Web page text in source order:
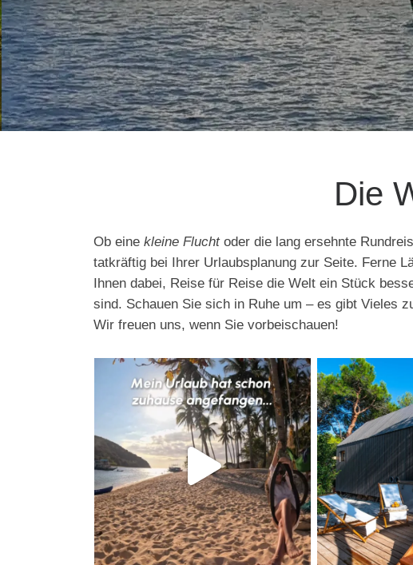
Die
Ob eine kleine Fluchtoder die lang ersehnte
tatkräftig bei Ihrer Urlaubsplanung zur Seite. Ferne
Ihnen dabei, Reise für Reise die Welt ein Stück
sind. Schauen Sie sich in Ruhe um – es gibt Vieles
Wir freuen uns, wenn Sie vorbeischauen!